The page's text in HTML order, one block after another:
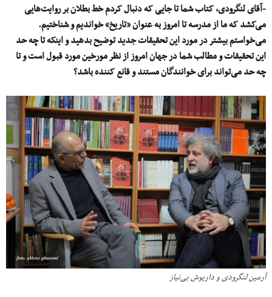
-آقای لنگرودی، کتاب شما تا جایی که دنبال کردم خط بطلان بر روایت‌هایی
می‌کشد که ما از مدرسه تا امروز به عنوان «تاریخ» خواندیم و شناختیم.
می‌خواستم بیشتر در مورد این تحقیقات جدید توضیح بدهید و اینکه تا چه حد
این تحقیقات و مطالب شما در جهان امروز از نظر مورخین مورد قبول است و تا
چه حد می‌تواند برای خوانندگان مستند و قانع کننده باشد؟
آرمین لنگرودی و داریوش بی‌نیاز